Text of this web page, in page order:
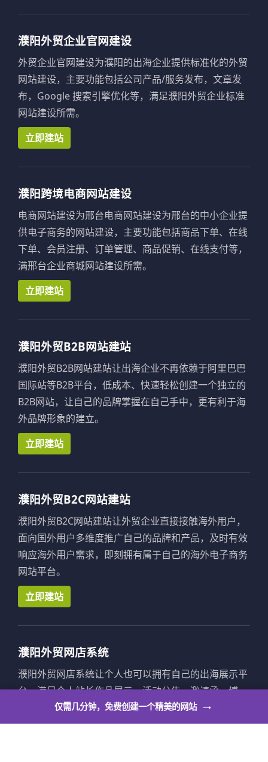
仅需几分钟，免费创建一个精美的网站→
濮阳外贸企业官网建设
外贸企业官网建设为濮阳的出海企业提供标准化的外贸
网站建设，主要功能包括公司产品/服务发布，文章发
布，Google 搜索引擎优化等，满足濮阳外贸企业标准
网站建设所需。
立即建站
濮阳跨境电商网站建设
电商网站建设为邢台电商网站建设为邢台的中小企业提
供电子商务的网站建设，主要功能包括商品下单、在线
下单、会员注册、订单管理、商品促销、在线支付等，
满邢台企业商城网站建设所需。
立即建站
濮阳外贸B2B网站建站
濮阳外贸B2B网站建站让出海企业不再依赖于阿里巴巴
国际站等B2B平台，低成本、快速轻松创建一个独立的
B2B网站，让自己的品牌掌握在自己手中，更有利于海
外品牌形象的建立。
立即建站
濮阳外贸B2C网站建站
濮阳外贸B2C网站建站让外贸企业直接接触海外用户，
面向国外用户多维度推广自己的品牌和产品，及时有效
响应海外用户需求，即刻拥有属于自己的海外电子商务
网站平台。
立即建站
濮阳外贸网店系统
濮阳外贸网店系统让个人也可以拥有自己的出海展示平
台，满足个人站长作品展示、活动公告、邀请函、博
客、求职简历、意见反馈等多种个人使用场景。